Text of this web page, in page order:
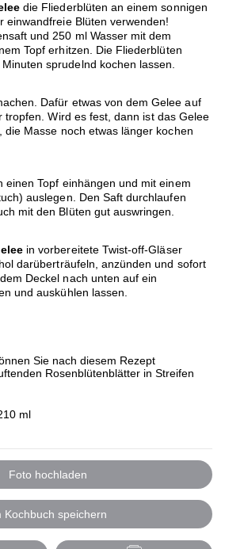
die Fliederblüten an einem sonnigen
einwandfreie Blüten verwenden!
und 250 ml Wasser mit dem
Topf erhitzen. Die Fliederblüten
sprudelnd kochen lassen.
Dafür etwas von dem Gelee auf
tropfen. Wird es fest, dann ist das Gelee
die Masse noch etwas länger kochen
einen Topf einhängen und mit einem
auslegen. Den Saft durchlaufen
mit den Blüten gut auswringen.
in vorbereitete Twist-off-Gläser
darüberträufeln, anzünden und sofort
Deckel nach unten auf ein
und auskühlen lassen.
Sie nach diesem Rezept
Rosenblütenblätter in Streifen
ml
Foto hochladen
Kochbuch speichern